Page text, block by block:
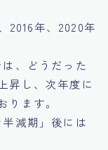
2016年、2020年
、どうだった
昇し、次年度に
ます。
減期」後には